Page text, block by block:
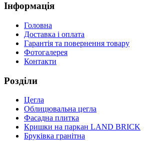
Інформація
Головна
Доставка і оплата
Гарантія та повернення товару
Фотогалерея
Контакти
Розділи
Цегла
Облицювальна цегла
Фасадна плитка
Кришки на паркан LAND BRICK
Бруківка гранітна